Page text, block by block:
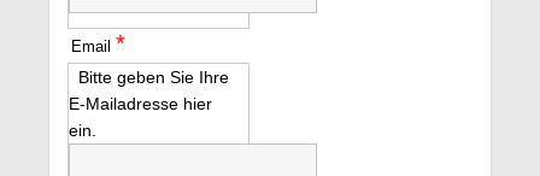
Email *
Bitte geben Sie Ihre
E-Mailadresse hier
ein.